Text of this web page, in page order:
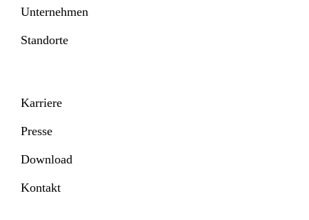
Unternehmen
Standorte
Karriere
Presse
Download
Kontakt